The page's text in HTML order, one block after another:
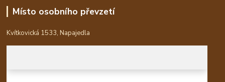
Místo osobního převzetí
Kvítkovická 1533, Napajedla